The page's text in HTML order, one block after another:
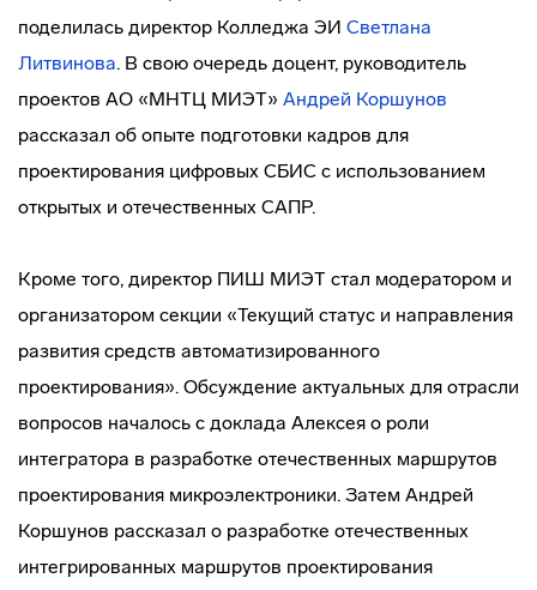
поделилась директор Колледжа ЭИ Светлана
Литвинова. В свою очередь доцент, руководитель
проектов АО «МНТЦ МИЭТ» Андрей Коршунов
рассказал об опыте подготовки кадров для
проектирования цифровых СБИС с использованием
открытых и отечественных САПР.
Кроме того, директор ПИШ МИЭТ стал модератором и
организатором секции «Текущий статус и направления
развития средств автоматизированного
проектирования». Обсуждение актуальных для отрасли
вопросов началось с доклада Алексея о роли
интегратора в разработке отечественных маршрутов
проектирования микроэлектроники. Затем Андрей
Коршунов рассказал о разработке отечественных
интегрированных маршрутов проектирования